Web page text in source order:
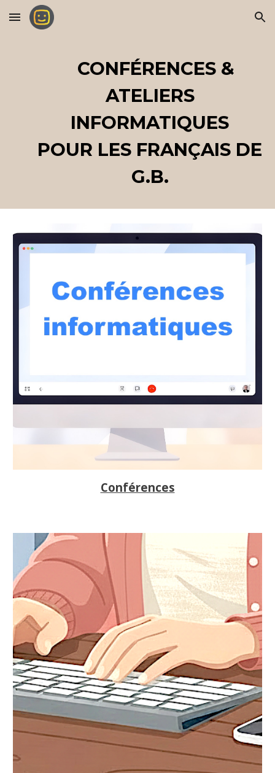
Skip to main content Skip to navigation
CONFÉRENCES &
ATELIERS
INFORMATIQUES
POUR LES FRANÇAIS DE
G.B.
Conférences